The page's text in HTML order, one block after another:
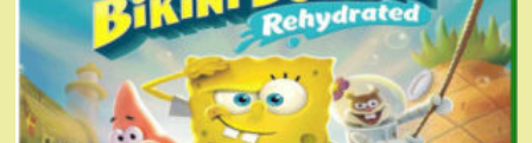
Hamy
5
(505-
в-1)
HDMI
GTA